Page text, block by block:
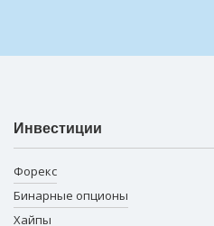
Инвестиции
Форекс
Бинарные опционы
Хайпы